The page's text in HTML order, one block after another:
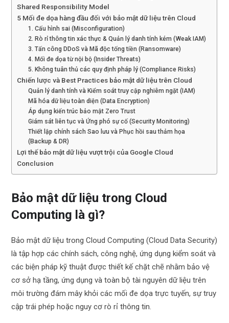
Shared Responsibility Model
5 Mối đe dọa hàng đầu đối với bảo mật dữ liệu trên Cloud
1. Cấu hình sai (Misconfiguration)
2. Rò rỉ thông tin xác thực & Quản lý danh tính kém (Weak IAM)
3. Tấn công DDoS và Mã độc tống tiền (Ransomware)
4. Mối đe dọa từ nội bộ (Insider Threats)
5. Không tuân thủ các quy định pháp lý (Compliance Risks)
Chiến lược và Best Practices bảo mật dữ liệu trên Cloud
Quản lý danh tính và Kiểm soát truy cập nghiêm ngặt (IAM)
Mã hóa dữ liệu toàn diện (Data Encryption)
Áp dụng kiến trúc bảo mật Zero Trust
Giám sát liên tục và Ứng phó sự cố (Security Monitoring)
Thiết lập chính sách Sao lưu và Phục hồi sau thảm họa
(Backup & DR)
Lợi thế bảo mật dữ liệu vượt trội của Google Cloud
Conclusion
Bảo mật dữ liệu trong Cloud
Computing là gì?
Bảo mật dữ liệu trong Cloud Computing (Cloud Data Security)
là tập hợp các chính sách, công nghệ, ứng dụng kiểm soát và
các biện pháp kỹ thuật được thiết kế chặt chẽ nhằm bảo vệ
cơ sở hạ tầng, ứng dụng và toàn bộ tài nguyên dữ liệu trên
môi trường đám mây khỏi các mối đe dọa trực tuyến, sự truy
cập trái phép hoặc nguy cơ rò rỉ thông tin.